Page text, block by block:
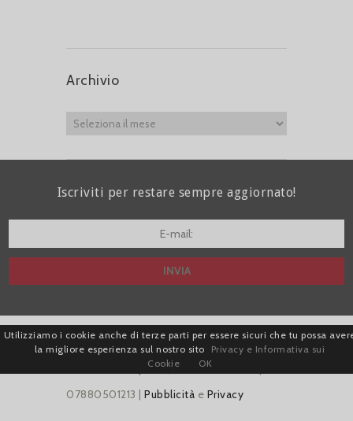
Archivio
Iscriviti per restare sempre aggiornato!
| Avv. Giacomo Romano |
Piazza di Campitelli, 2 - 00186 Roma | P.I.
07880501213 | Pubblicità e Privacy
Utilizziamo i cookie anche di terze parti per essere sicuri che tu possa
la migliore esperienza sul nostro sito
Privacy e Informativa sui
Cookie
OK